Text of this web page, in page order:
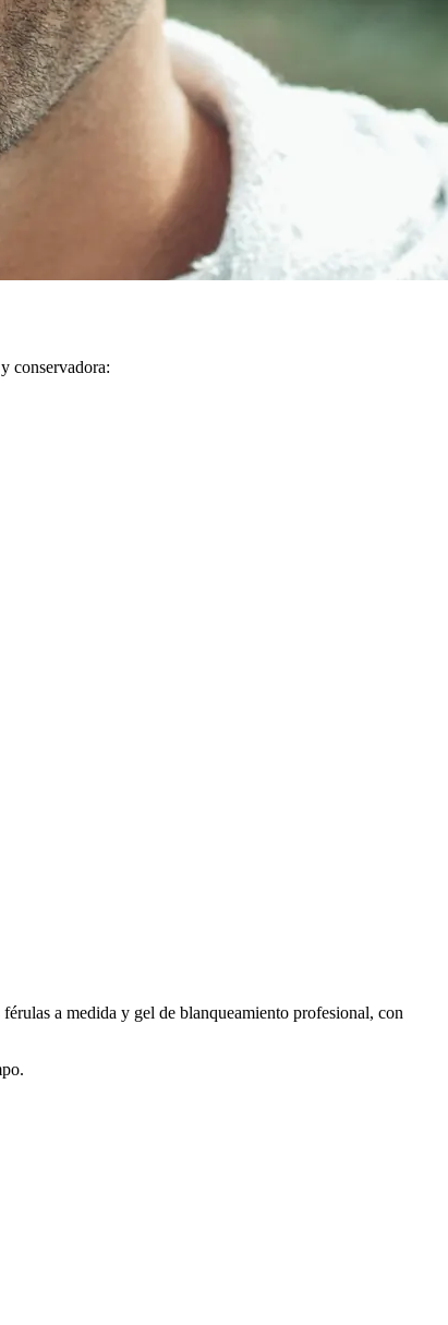
conservadora:
a medida y gel de blanqueamiento profesional, con